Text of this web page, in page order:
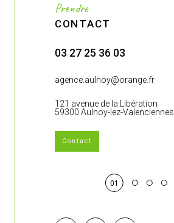
Prendre
CONTACT
03 27 25 36 03
agence.aulnoy@orange.fr
121 avenue de la Libération
59300 Aulnoy-lez-Valenciennes
Contact
01